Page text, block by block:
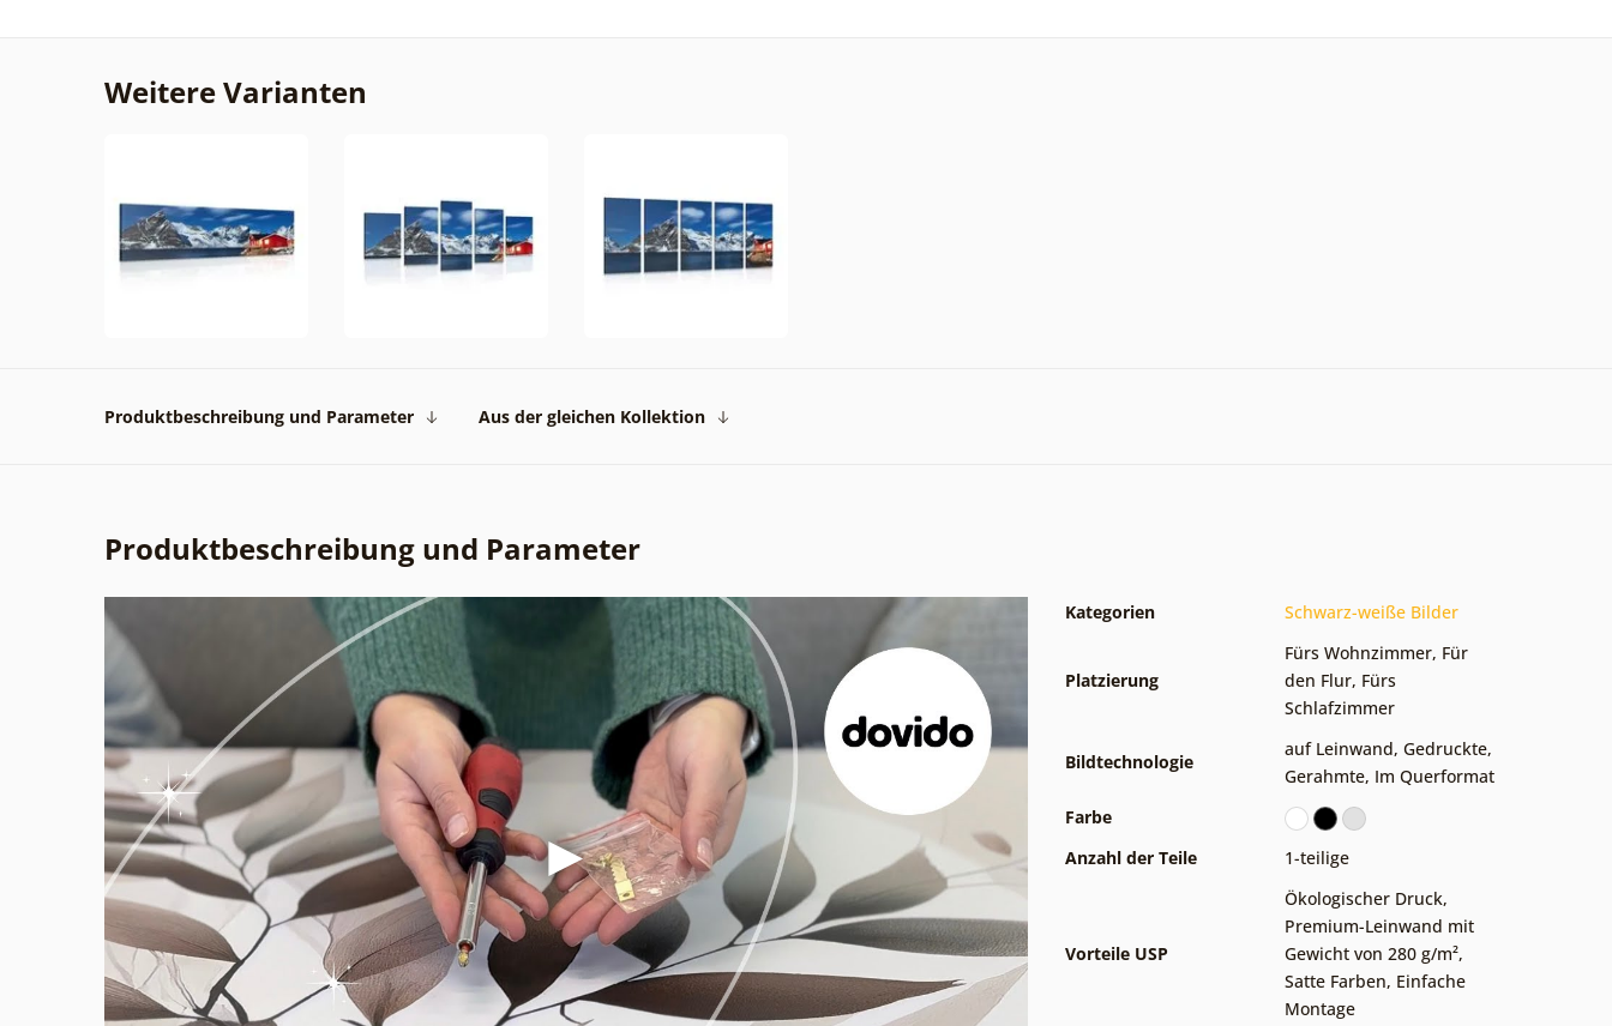
Weitere Varianten
Produktbeschreibung und Parameter Aus der gleichen Kollektion
Produktbeschreibung und Parameter
Kategorien Schwarz-weiße Bilder
Platzierung
Fürs Wohnzimmer, Für
den Flur, Fürs
Schlafzimmer
Bildtechnologie
auf Leinwand, Gedruckte,
Gerahmte, Im Querformat
Farbe
Anzahl der Teile
1-teilige
Vorteile USP
Ökologischer Druck,
Premium-Leinwand mit
Gewicht von 280 g/m²,
Satte Farben, Einfache
Montage